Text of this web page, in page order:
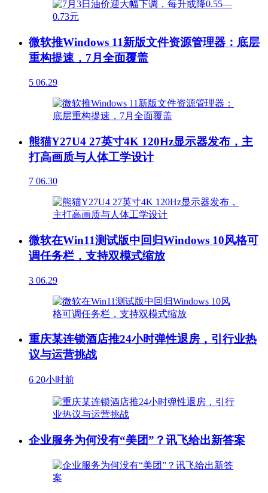
微软推Windows 11新版文件资源管理器：底层
重构提速，7月全面覆盖
5 06.29
熊猫Y27U4 27英寸4K 120Hz显示器发布，主
打高画质与人体工学设计
7 06.30
微软在Win11测试版中回归Windows 10风格可
调任务栏，支持双模式缩放
3 06.29
重庆某连锁酒店推24小时弹性退房，引行业热
议与运营挑战
6 20小时前
企业服务为何没有“美团”？讯飞给出新答案